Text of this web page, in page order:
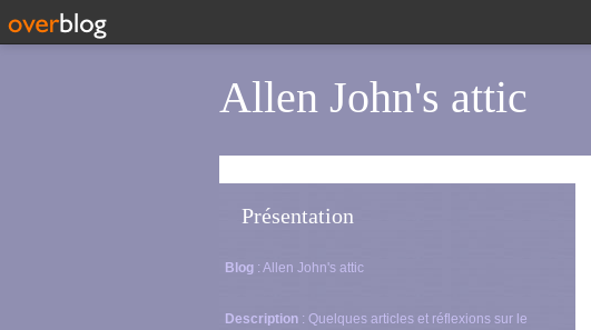
Allen John's attic
Présentation
Blog : Allen John's attic
Description : Quelques articles et réflexions sur le